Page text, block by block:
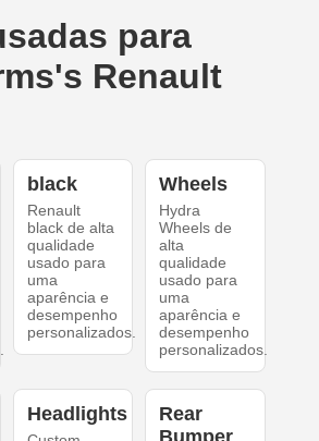
para
Renault
black
Renault
black de alta
qualidade
usado para
uma
aparência e
desempenho
personalizados.
Wheels
Hydra
Wheels de
alta
qualidade
usado para
uma
aparência e
desempenho
personalizados.
Headlights
Rear
Bumper